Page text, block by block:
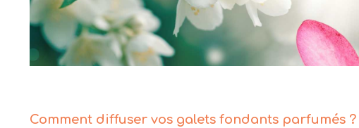
Comment diffuser vos galets fondants parfumés ?